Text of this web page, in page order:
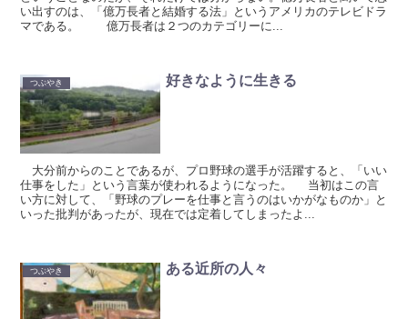
い出すのは、「億万長者と結婚する法」というアメリカのテレビドラ
マである。 億万長者は２つのカテゴリーに...
つぶやき 好きなように生きる
大分前からのことであるが、プロ野球の選手が活躍すると、「いい
仕事をした」という言葉が使われるようになった。 当初はこの言
い方に対して、「野球のプレーを仕事と言うのはいかがなものか」と
いった批判があったが、現在では定着してしまったよ...
つぶやき ある近所の人々